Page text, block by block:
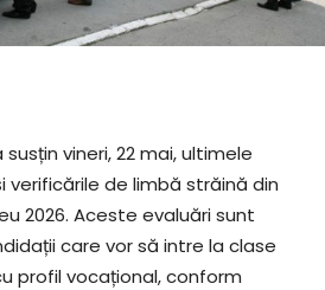
susțin vineri, 22 mai, ultimele
de limbă străină din
2026. Aceste evaluări sunt
care vor să intre la clase
profil vocațional, conform